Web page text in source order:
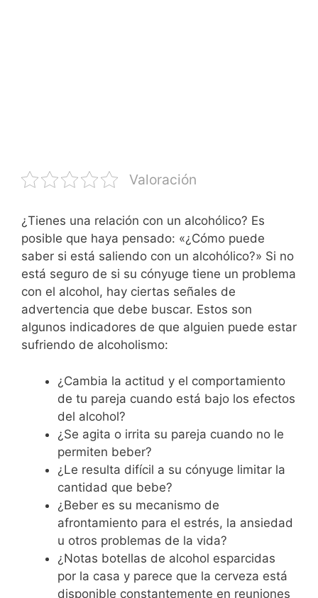
Valoración
¿Tienes una relación con un alcohólico? Es
posible que haya pensado: «¿Cómo puede
saber si está saliendo con un alcohólico?» Si no
está seguro de si su cónyuge tiene un problema
con el alcohol, hay ciertas señales de
advertencia que debe buscar. Estos son
algunos indicadores de que alguien puede estar
sufriendo de alcoholismo:
¿Cambia la actitud y el comportamiento
de tu pareja cuando está bajo los efectos
del alcohol?
¿Se agita o irrita su pareja cuando no le
permiten beber?
¿Le resulta difícil a su cónyuge limitar la
cantidad que bebe?
¿Beber es su mecanismo de
afrontamiento para el estrés, la ansiedad
u otros problemas de la vida?
¿Notas botellas de alcohol esparcidas
por la casa y parece que la cerveza está
disponible constantemente en reuniones